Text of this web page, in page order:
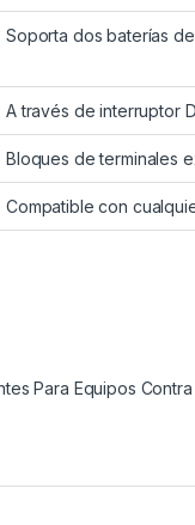
Soporta dos baterías de
A través de interruptor
Bloques de terminales
Compatible con
Para Equipos